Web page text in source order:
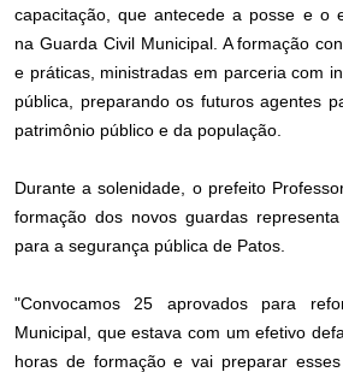
capacitação, que antecede a posse e o
na Guarda Civil Municipal. A formação
e práticas, ministradas em parceria com
pública, preparando os futuros agentes
patrimônio público e da população.
Durante a solenidade, o prefeito
formação dos novos guardas
para a segurança pública de Patos.
"Convocamos 25 aprovados para
Municipal, que estava com um efetivo
horas de formação e vai preparar